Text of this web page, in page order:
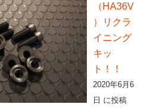
（HA36V
）リクラ
イニング
キッ
ト！！
2020年6月6
日 に投稿